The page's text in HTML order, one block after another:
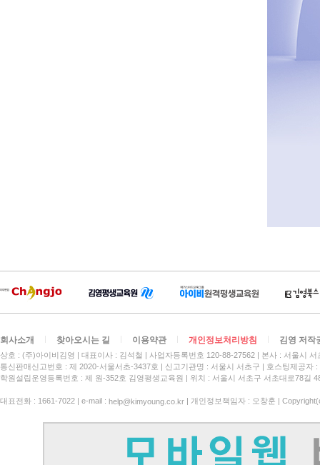
회사소개 찾아오시는 길 이용약관 개인정보처리방침 김영 저작
상호 : (주)아이비김영 대표이사 : 김석철 사업자등록번호 120-88-27562
본사 : 서울시
통신판매신고번호 : 제 2020-서울서초-3437호
신고기관명 : 서울시 서초구
호스팅제공자
학원설립운영등록번호 : 제 원-352호 김영평생교육원 | 위치 : 서울시 서초구 서초대로78길
대표전화 : 1661-7022 | e-mail : help@kimyoung.co.kr | 개인정보책임자 : 오창훈 |